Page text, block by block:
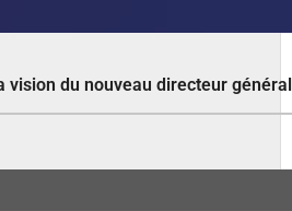
vision du nouveau directeur